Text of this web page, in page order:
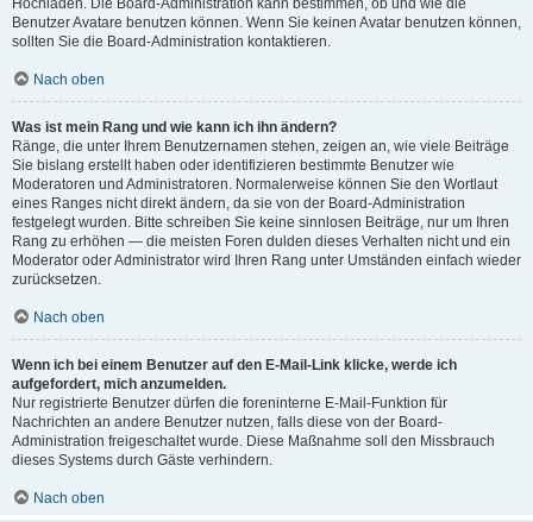
Hochladen. Die Board-Administration kann bestimmen, ob und wie die
Benutzer Avatare benutzen können. Wenn Sie keinen Avatar benutzen können,
sollten Sie die Board-Administration kontaktieren.
Nach oben
Was ist mein Rang und wie kann ich ihn ändern?
Ränge, die unter Ihrem Benutzernamen stehen, zeigen an, wie viele Beiträge
Sie bislang erstellt haben oder identifizieren bestimmte Benutzer wie
Moderatoren und Administratoren. Normalerweise können Sie den Wortlaut
eines Ranges nicht direkt ändern, da sie von der Board-Administration
festgelegt wurden. Bitte schreiben Sie keine sinnlosen Beiträge, nur um Ihren
Rang zu erhöhen — die meisten Foren dulden dieses Verhalten nicht und ein
Moderator oder Administrator wird Ihren Rang unter Umständen einfach wieder
zurücksetzen.
Nach oben
Wenn ich bei einem Benutzer auf den E-Mail-Link klicke, werde ich
aufgefordert, mich anzumelden.
Nur registrierte Benutzer dürfen die foreninterne E-Mail-Funktion für
Nachrichten an andere Benutzer nutzen, falls diese von der Board-
Administration freigeschaltet wurde. Diese Maßnahme soll den Missbrauch
dieses Systems durch Gäste verhindern.
Nach oben